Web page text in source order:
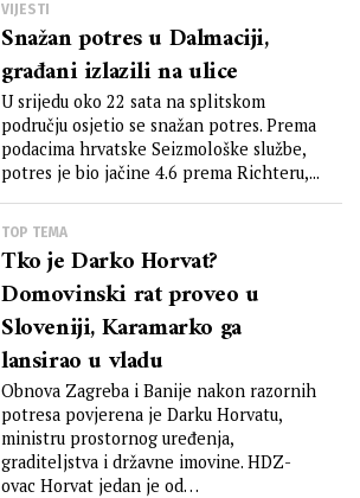
VIJESTI
Snažan potres u Dalmaciji,
građani izlazili na ulice
U srijedu oko 22 sata na splitskom
području osjetio se snažan potres. Prema
podacima hrvatske Seizmološke službe,
potres je bio jačine 4.6 prema Richteru,...
TOP TEMA
Tko je Darko Horvat?
Domovinski rat proveo u
Sloveniji, Karamarko ga
lansirao u vladu
Obnova Zagreba i Banije nakon razornih
potresa povjerena je Darku Horvatu,
ministru prostornog uređenja,
graditeljstva i državne imovine. HDZ-
ovac Horvat jedan je od